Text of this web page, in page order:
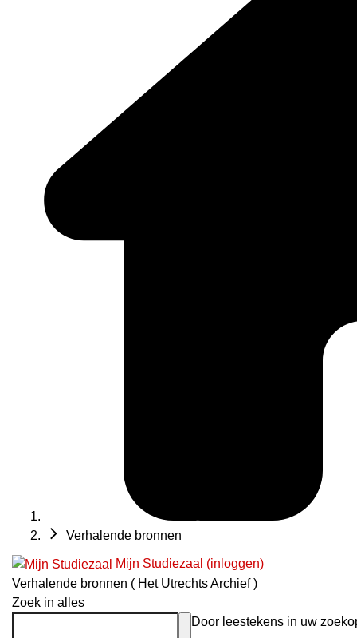
Verhalende bronnen
Mijn Studiezaal (inloggen)
Verhalende bronnen ( Het Utrechts Archief )
Zoek in alles
Door leestekens in uw